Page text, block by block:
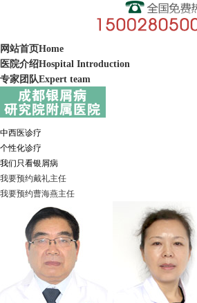
网站首页Home
医院介绍Hospital Introduction
专家团队Expert team
中西医诊疗
个性化诊疗
我们只看银屑病
我要预约戴礼主任
我要预约曹海燕主任